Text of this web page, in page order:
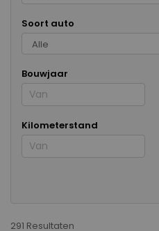
Soort auto
Bouwjaar
Kilometerstand
291 Resultaten